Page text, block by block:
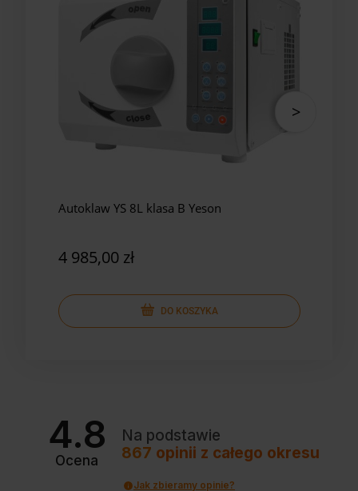
Autoklaw YS 8L klasa B Yeson
4 985,00 zł
DO KOSZYKA
4.8
Ocena
Na podstawie
867 opinii z całego okresu
Jak zbieramy opinie?